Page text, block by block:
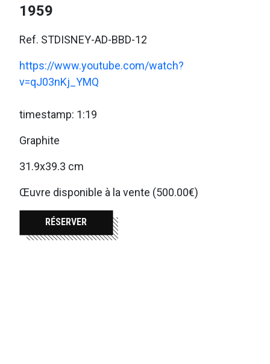
1959
Ref. STDISNEY-AD-BBD-12
https://www.youtube.com/watch?
v=qJ03nKj_YMQ
timestamp: 1:19
Graphite
31.9x39.3 cm
Œuvre disponible à la vente (500.00€)
RÉSERVER